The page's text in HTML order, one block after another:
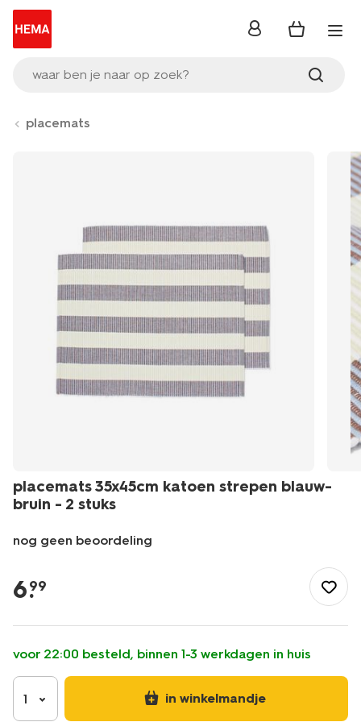
waar ben je naar op zoek?
inloggen
placemats
placemats 35x45cm katoen strepen blauw-
bruin - 2 stuks
nog geen beoordeling
tafelen/keukentextiel-
tafeltextiel/placemats/placemats-
katoen-
strepen-
blauw-
bruin-
-2-
6.
99
voor 22:00 besteld, binnen 1-3 werkdagen in huis
1 in winkelmandje